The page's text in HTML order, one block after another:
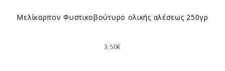
Μελίκαρπον Φυστικοβούτυρο ολικής αλέσεως 250γρ
3,50€